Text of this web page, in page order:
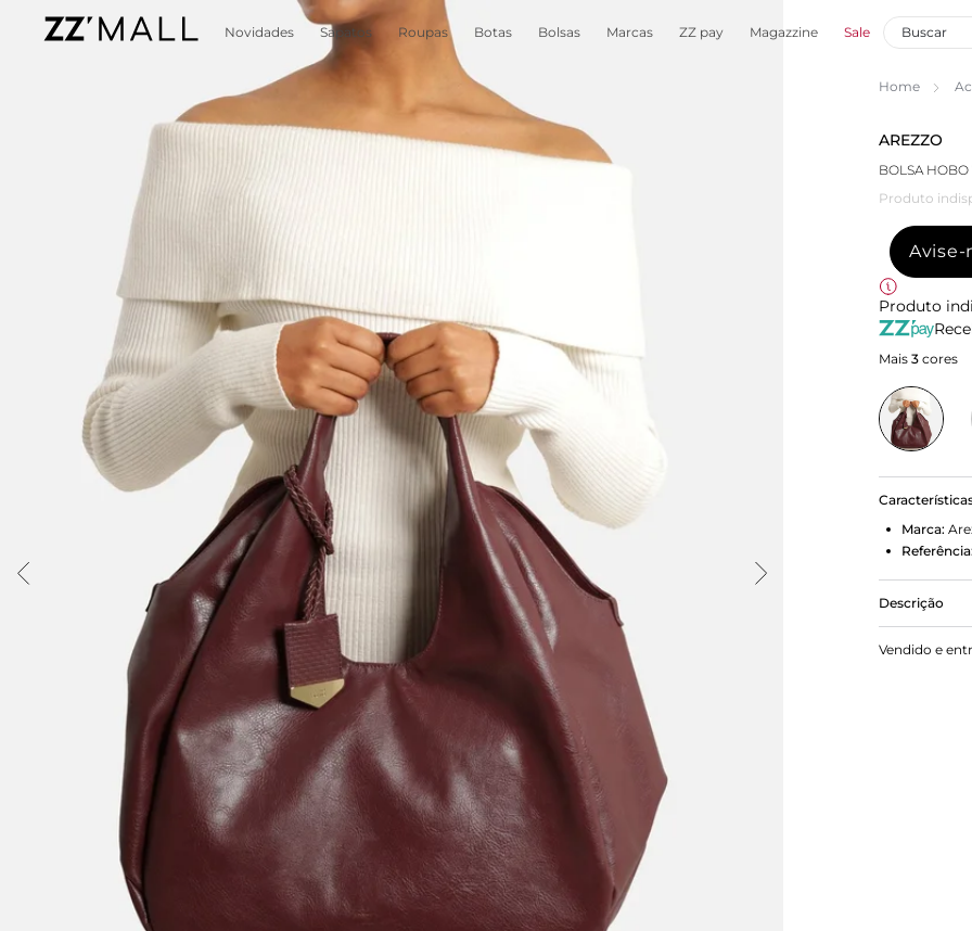
Novidades Sapatos Roupas Botas Bolsas Marcas ZZ pay Magazzine Sale
Home
AREZZO
BOLSA
Produto
Avise-
Produto
Mais 3 cores
Marca:
Referência:
Descrição
Bolsa hobo
Vendido e